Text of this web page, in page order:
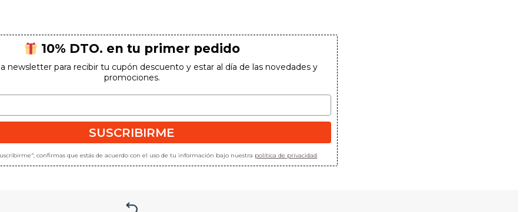
10% DTO. en tu primer pedido
newsletter para recibir tu cupón descuento y estar al día de las novedades y
promociones.
SUSCRIBIRME
confirmas que estás de acuerdo con el uso de tu información bajo nuestra política de privacidad.